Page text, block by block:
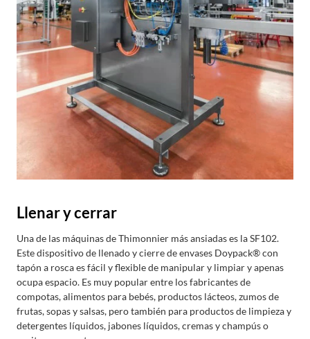
Llenar y cerrar
Una de las máquinas de Thimonnier más ansiadas es la SF102.
Este dispositivo de llenado y cierre de envases Doypack® con
tapón a rosca es fácil y flexible de manipular y limpiar y apenas
ocupa espacio. Es muy popular entre los fabricantes de
compotas, alimentos para bebés, productos lácteos, zumos de
frutas, sopas y salsas, pero también para productos de limpieza y
detergentes líquidos, jabones líquidos, cremas y champús o